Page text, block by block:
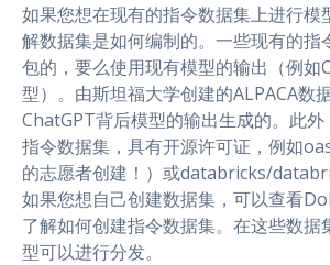
如果您想在现有的指令数据集上进行模
解数据集是如何编制的。一些现有的指
包的，要么使用现有模型的输出（例如
型）。由斯坦福大学创建的ALPACA数
ChatGPT背后模型的输出生成的。此
指令数据集，具有开源许可证，例如
的志愿者创建！）或databricks/
如果您想自己创建数据集，可以查看
了解如何创建指令数据集。在这些数据
型可以进行分发。